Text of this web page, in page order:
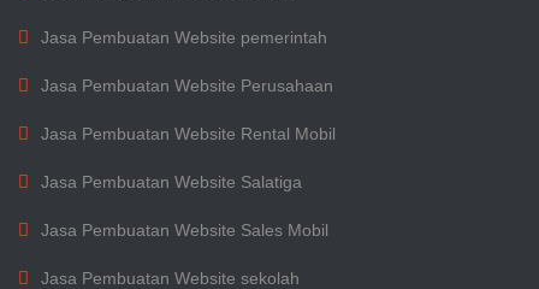
Jasa Pembuatan Website pemerintah
Jasa Pembuatan Website Perusahaan
Jasa Pembuatan Website Rental Mobil
Jasa Pembuatan Website Salatiga
Jasa Pembuatan Website Sales Mobil
Jasa Pembuatan Website sekolah